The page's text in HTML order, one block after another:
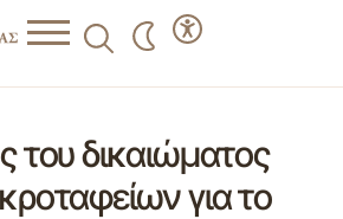
του δικαιώματος
για το